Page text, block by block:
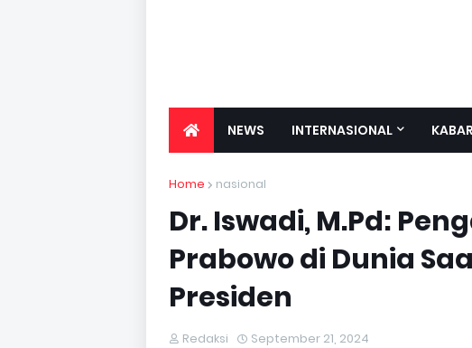
NEWS INTERNASIONAL
Home nasional
Dr. Iswadi, M.Pd:
Prabowo di Dunia
Presiden
Redaksi September 21, 2024